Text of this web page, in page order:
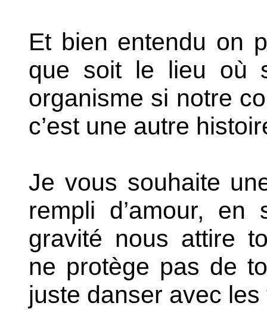
Et bien entendu on
que soit le lieu où
organisme si notre
c’est une autre
Je vous souhaite
rempli d’amour,
gravité nous attire
ne protège pas de
juste danser avec